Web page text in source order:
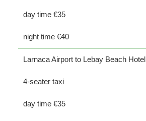
day time €35
night time €40
Larnaca Airport to Lebay Beach Hotel
4-seater taxi
day time €35